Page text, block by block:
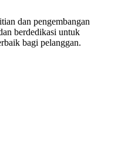
dan pengembangan
berdedikasi untuk
bagi pelanggan.